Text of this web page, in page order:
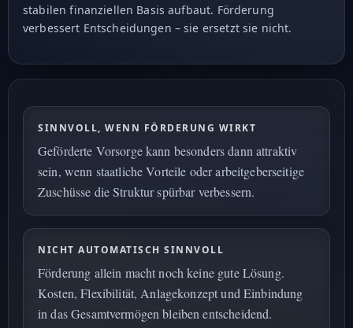
stabilen finanziellen Basis aufbaut. Förderung
verbessert Entscheidungen – sie ersetzt sie nicht.
SINNVOLL, WENN FÖRDERUNG WIRKT
Geförderte Vorsorge kann besonders dann attraktiv
sein, wenn staatliche Vorteile oder arbeitgeberseitige
Zuschüsse die Struktur spürbar verbessern.
NICHT AUTOMATISCH SINNVOLL
Förderung allein macht noch keine gute Lösung.
Kosten, Flexibilität, Anlagekonzept und Einbindung
in das Gesamtvermögen bleiben entscheidend.